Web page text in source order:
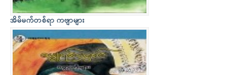
အိမ်မက်တစ်ရာ ကဗျာများ